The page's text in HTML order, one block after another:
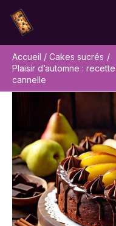
contenu
Accueil
Cakes sucrés
Plaisir d’automne :
cannelle
Rechercher